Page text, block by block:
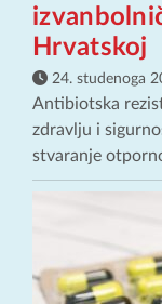
Hrvatskoj
24. studenoga
Antibiotska
zdravlju i
stvaranje